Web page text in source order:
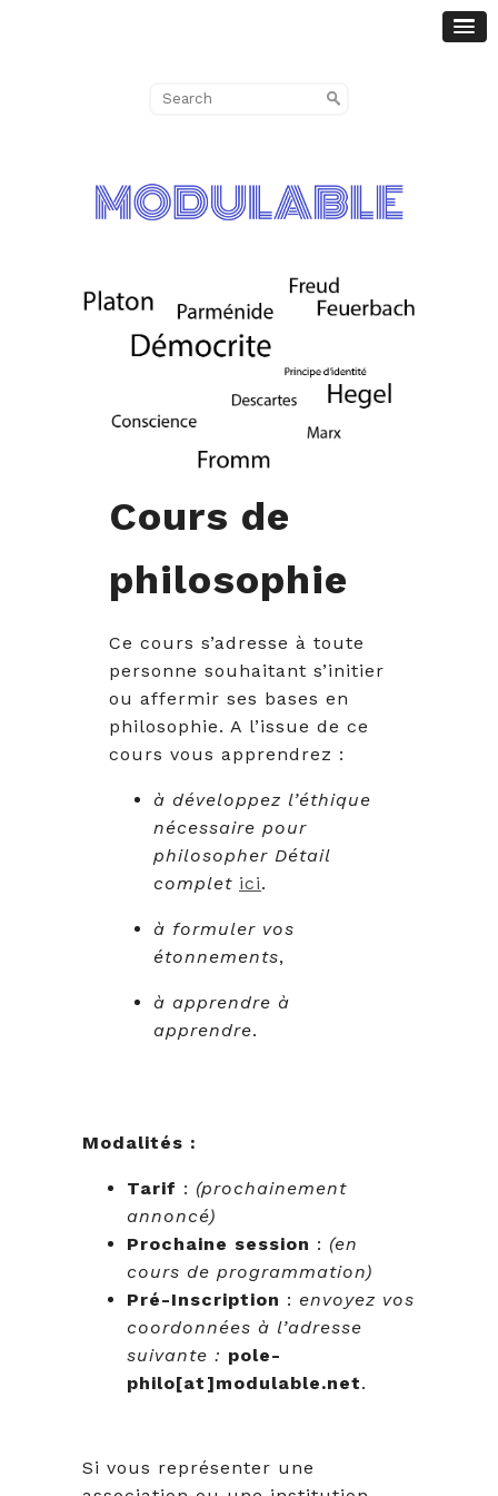
Cours de
philosophie
Ce cours s’adresse à toute
personne souhaitant s’initier
ou affermir ses bases en
philosophie. A l’issue de ce
cours vous apprendrez :
à développez l’éthique
nécessaire pour
philosopher Détail
complet ici.
à formuler vos
étonnements,
à apprendre à
apprendre.
Modalités :
Tarif : (prochainement
annoncé)
Prochaine session : (en
cours de programmation)
Pré-Inscription : envoyez vos
coordonnées à l’adresse
suivante : pole-
philo[at]modulable.net.
Si vous représenter une